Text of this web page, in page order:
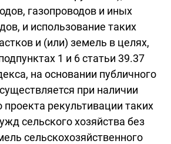
газопроводов и иных
и использование таких
и (или) земель в целях,
1 и 6 статьи 39.37
на основании публичного
при наличии
рекультивации таких
сельского хозяйства без
сельскохозяйственного